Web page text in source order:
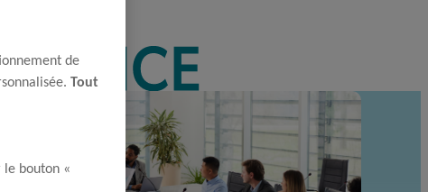
de
Tout
le bouton «